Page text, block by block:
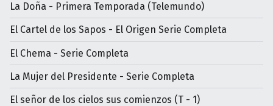
La Doña - Primera Temporada (Telemundo)
El Cartel de los Sapos - El Origen Serie Completa
El Chema - Serie Completa
La Mujer del Presidente - Serie Completa
El señor de los cielos sus comienzos (T - 1)